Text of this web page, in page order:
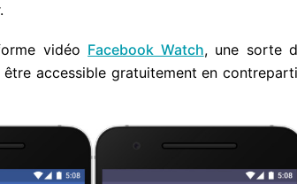
vidéo Facebook Watch, une sorte
accessible gratuitement en